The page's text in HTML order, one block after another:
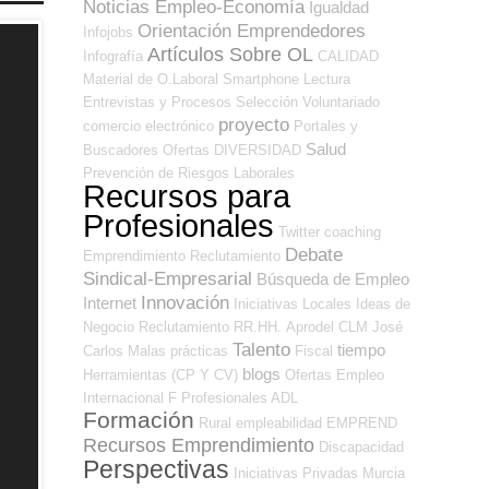
Noticias Empleo-Economía Igualdad
Infojobs Orientación Emprendedores
Infografía Artículos Sobre OL CALIDAD
Material de O.Laboral Smartphone
Lectura
Entrevistas y Procesos Selección Voluntariado
comercio electrónico proyecto Portales y
Buscadores Ofertas DIVERSIDAD Salud
Prevención de Riesgos Laborales
Recursos para
Profesionales Twitter coaching
Emprendimiento Reclutamiento Debate
Sindical-Empresarial Búsqueda de Empleo
Internet Innovación Iniciativas Locales
Ideas de
Negocio Reclutamiento RR.HH. Aprodel CLM José
Carlos Malas prácticas Talento Fiscal tiempo
Herramientas (CP Y CV) blogs Ofertas Empleo
Internacional
F Profesionales ADL
Formación Rural empleabilidad EMPREND
Recursos Emprendimiento Discapacidad
Perspectivas Iniciativas Privadas Murcia